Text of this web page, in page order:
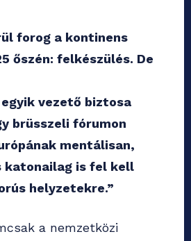
forog a kontinens
őszén: felkészülés. De
egyik vezető biztosa
brüsszeli fórumon
mentálisan,
katonailag is fel kell
helyzetekre.”
a nemzetközi